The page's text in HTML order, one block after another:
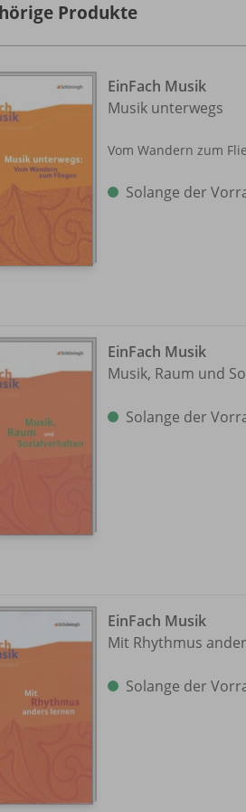
Produkte
EinFach Musik
Musik unterwegs
Vom Wandern zum
Solange der
EinFach Musik
Musik, Raum und
Solange der
EinFach Musik
Mit Rhythmus
Solange der